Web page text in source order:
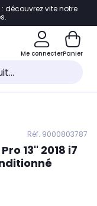
découvrez vite notre
Me connecterPanier
Réf. 9000803787
Pro 13'' 2018 i7